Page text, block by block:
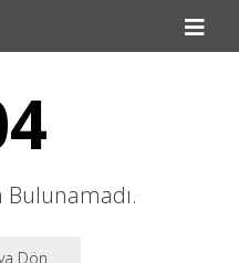
Bulunamadı.
Dön